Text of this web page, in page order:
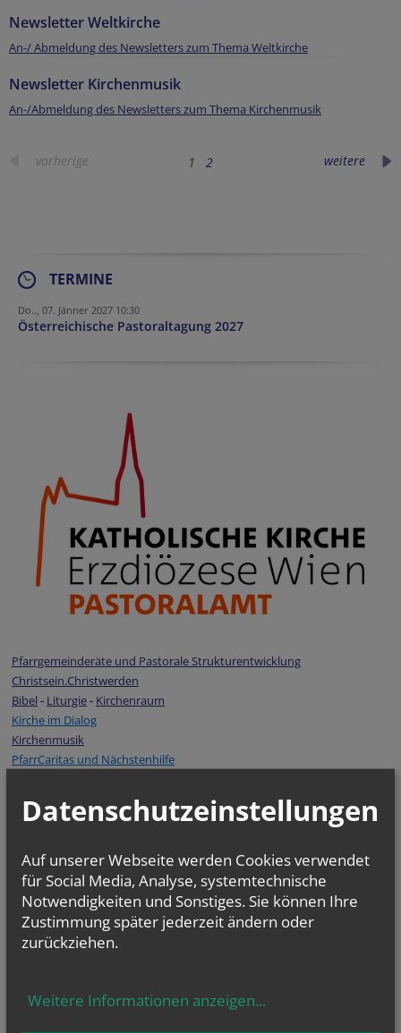
Newsletter Weltkirche
An-/ Abmeldung des Newsletters zum Thema Weltkirche
Newsletter Kirchenmusik
An-/Abmeldung des Newsletters zum Thema Kirchenmusik
vorherige 1 2 weitere
TERMINE
Do.., 07. Jänner 2027 10:30
Österreichische Pastoraltagung 2027
Pfarrgemeinderäte und Pastorale Strukturentwicklung
Christsein.Christwerden
Bibel - Liturgie- Kirchenraum
Kirche im Dialog
Kirchenmusik
PfarrCaritas und Nächstenhilfe
Datenschutzeinstellungen
Auf unserer Webseite werden Cookies verwendet
für Social Media, Analyse, systemtechnische
Notwendigkeiten und Sonstiges. Sie können Ihre
Zustimmung später jederzeit ändern oder
zurückziehen.
Weitere Informationen anzeigen...